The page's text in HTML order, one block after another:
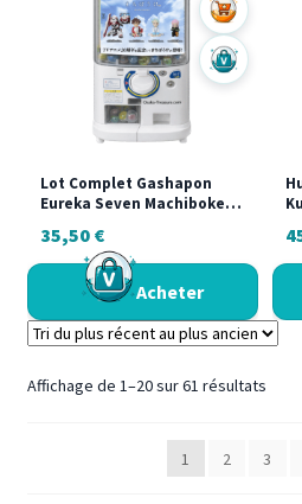
Ajouter au
Acheter sur
Lot Complet Gashapon
Eureka Seven Machiboke
2025
35,50 €
Acheter
Affichage de 1–20 sur 61 résultatsTrié
1 2 3